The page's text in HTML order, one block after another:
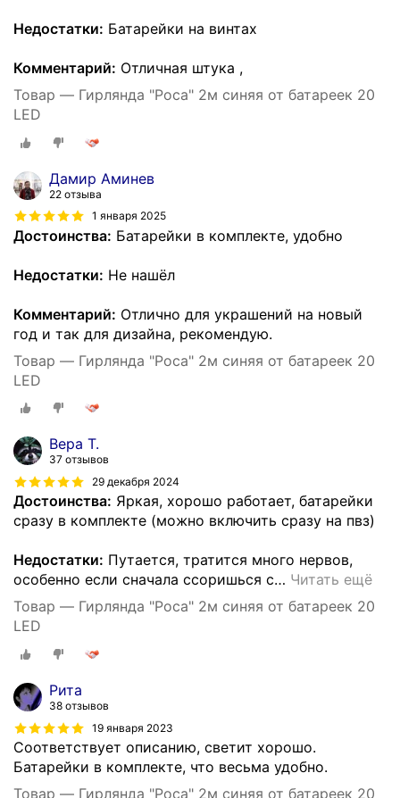
Недостатки: Батарейки на винтах
Комментарий: Отличная штука ,
Товар — Гирлянда "Роса" 2м синяя от батареек 20
LED
Дамир Аминев
22 отзыва
1 января 2025
Достоинства: Батарейки в комплекте, удобно
Недостатки: Не нашёл
Комментарий: Отлично для украшений на новый
год и так для дизайна, рекомендую.
Товар — Гирлянда "Роса" 2м синяя от батареек 20
LED
Вера Т.
37 отзывов
29 декабря 2024
Достоинства: Яркая, хорошо работает, батарейки
сразу в комплекте (можно включить сразу на пвз)
Недостатки: Путается, тратится много нервов,
особенно если сначала ссоришься с… Читать ещё
Товар — Гирлянда "Роса" 2м синяя от батареек 20
LED
Рита
38 отзывов
19 января 2023
Соответствует описанию, светит хорошо.
Батарейки в комплекте, что весьма удобно.
Товар — Гирлянда "Роса" 2м синяя от батареек 20